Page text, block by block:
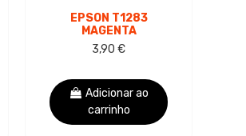
EPSON T1283
MAGENTA
CARTUCHO DE TINTA
GENÉRICO -
C13T12834012
3,90 €
Adicionar ao
carrinho